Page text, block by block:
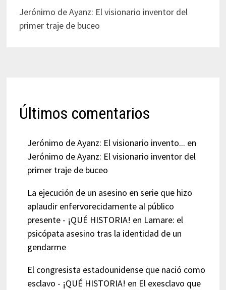
Jerónimo de Ayanz: El visionario inventor del
primer traje de buceo
Últimos comentarios
Jerónimo de Ayanz: El visionario invento... en
Jerónimo de Ayanz: El visionario inventor del
primer traje de buceo
La ejecución de un asesino en serie que hizo
aplaudir enfervorecidamente al público
presente - ¡QUÉ HISTORIA! en Lamare: el
psicópata asesino tras la identidad de un
gendarme
El congresista estadounidense que nació como
esclavo - ¡QUÉ HISTORIA! en El exesclavo que